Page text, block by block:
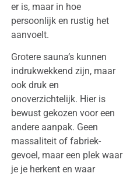
er is, maar in hoe
persoonlijk en rustig het
aanvoelt.
Grotere sauna’s kunnen
indrukwekkend zijn, maar
ook druk en
onoverzichtelijk. Hier is
bewust gekozen voor een
andere aanpak. Geen
massaliteit of fabriek-
gevoel, maar een plek waar
je je herkent en waar